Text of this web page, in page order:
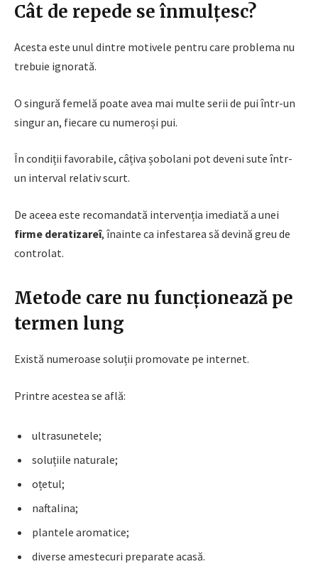
Cât de repede se înmulțesc?
Acesta este unul dintre motivele pentru care problema nu
trebuie ignorată.
O singură femelă poate avea mai multe serii de pui într-un
singur an, fiecare cu numeroși pui.
În condiții favorabile, câțiva șobolani pot deveni sute într-
un interval relativ scurt.
De aceea este recomandată intervenția imediată a unei
firme deratizareî, înainte ca infestarea să devină greu de
controlat.
Metode care nu funcționează pe
termen lung
Există numeroase soluții promovate pe internet.
Printre acestea se află:
ultrasunetele;
soluțiile naturale;
oțetul;
naftalina;
plantele aromatice;
diverse amestecuri preparate acasă.